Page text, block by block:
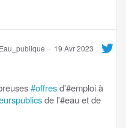
· 19 Avr 2023
#offresd'#emploi à
de l'#eau et de